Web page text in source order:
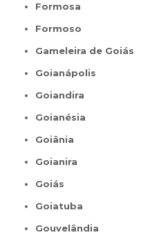
Formosa
Formoso
Gameleira de Goiás
Goianápolis
Goiandira
Goianésia
Goiânia
Goianira
Goiás
Goiatuba
Gouvelândia